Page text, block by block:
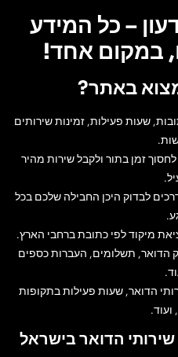
– כל המידע
במקום אחד!
באתר?
שעות פעילות, זמינות שירותים
לחסוך זמן בתור ולקבל שירות מהיר
לבדוק היכן החבילה שלכם בכל
מיקוד לפי כתובת ברחבי הארץ.
הדואר, תשלומים, העברות כספים
הדואר, שעות פעילות בתקופות
ועוד.
הדואר בישראל